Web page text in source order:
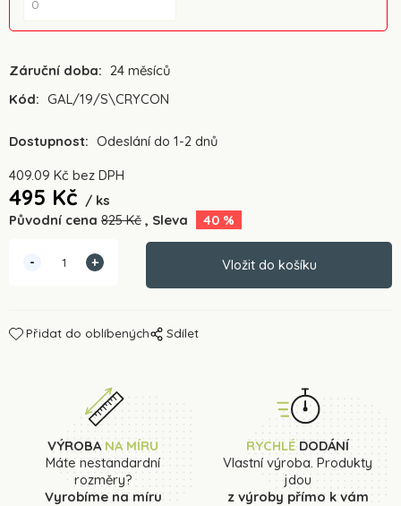
Záruční doba: 24 měsíců
Kód: GAL/19/S\CRYCON
Dostupnost: Odeslání do 1-2 dnů
409.09 Kč bez DPH
495 Kč
ks
Původní cena 825Kč Sleva 40 %
Přidat do oblíbených Sdílet
VÝROBA NA MÍRU
Máte nestandardní
rozměry?
Vyrobíme na míru
RYCHLÉDODÁNÍ
Vlastní výroba. Produkty
jdou
z výroby přímo k vám